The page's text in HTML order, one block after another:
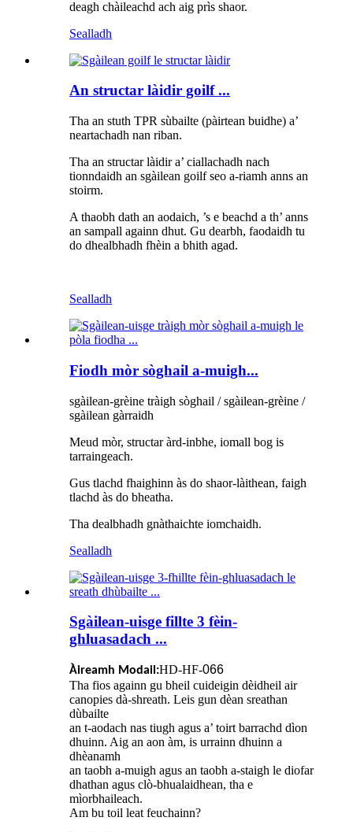
deagh chàileachd ach aig prìs shaor.
Sealladh
An structar làidir goilf ...
Tha an stuth TPR sùbailte (pàirtean buidhe) a’
neartachadh nan riban.
Tha an structar làidir a’ ciallachadh nach
tionndaidh an sgàilean goilf seo a-riamh anns an
stoirm.
A thaobh dath an aodaich, ’s e beachd a th’ anns
an sampall againn dhut. Gu dearbh, faodaidh tu
do dhealbhadh fhèin a bhith agad.
Sealladh
Fiodh mòr sòghail a-muigh...
sgàilean-grèine tràigh sòghail / sgàilean-grèine /
sgàilean gàrraidh
Meud mòr, structar àrd-inbhe, iomall bog is
tarraingeach.
Gus tlachd fhaighinn às do shaor-làithean, faigh
tlachd às do bheatha.
Tha dealbhadh gnàthaichte iomchaidh.
Sealladh
Sgàilean-uisge fillte 3 fèin-
ghluasadach ...
Àireamh Modail:HD-HF-066
Tha fios againn gu bheil cuideigin dèidheil air
canopies dà-shreath. Leis gun dèan sreathan
dùbailte
an t-aodach nas tiugh agus a’ toirt barrachd dìon
dhuinn. Aig an aon àm, is urrainn dhuinn a
dhèanamh
an taobh a-muigh agus an taobh a-staigh le diofar
dhathan agus clò-bhualaidhean, tha e
mìorbhaileach.
Am bu toil leat feuchainn?